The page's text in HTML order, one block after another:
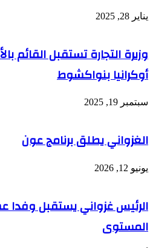
يناير 28, 2025
وزيرة التجارة تستقبل القائم
أوكرانيا بنواكشوط
سبتمبر 19, 2025
الغزواني يطلق برنامج عون
يونيو 12, 2026
الرئيس غزواني يستقبل وفدا
المستوى